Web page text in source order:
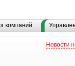
компаний
Новости